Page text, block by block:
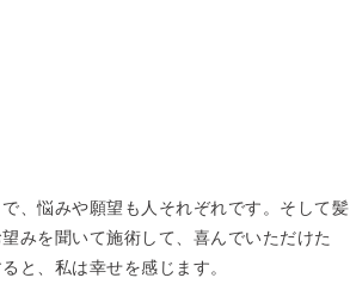
、悩みや願望も人それぞれです。そして髪
みを聞いて施術して、喜んでいただけた
と、私は幸せを感じます。